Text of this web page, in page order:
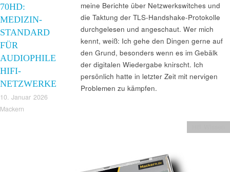
70HD:
MEDIZIN-
STANDARD
FÜR
AUDIOPHILE
HIFI-
NETZWERKE
10. Januar 2026
Mackern
meine Berichte über Netzwerkswitches und
die Taktung der TLS-Handshake-Protokolle
durchgelesen und angeschaut. Wer mich
kennt, weiß: Ich gehe den Dingen gerne auf
den Grund, besonders wenn es im Gebälk
der digitalen Wiedergabe knirscht. Ich
persönlich hatte in letzter Zeit mit nervigen
Problemen zu kämpfen.